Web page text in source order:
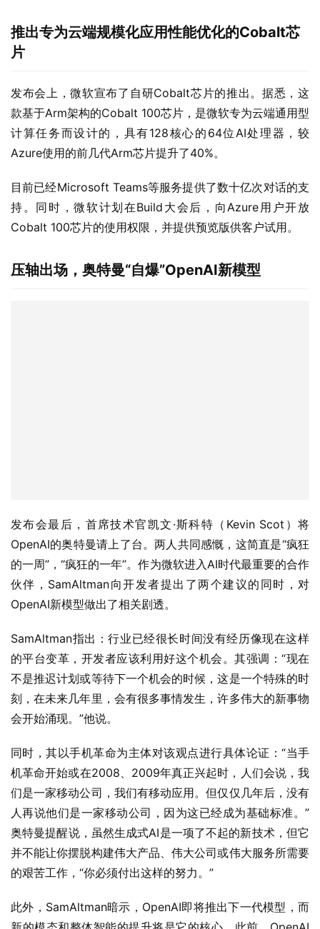
推出专为云端规模化应用性能优化的Cobalt芯
片
发布会上，微软宣布了自研Cobalt芯片的推出。据悉，这
款基于Arm架构的Cobalt 100芯片，是微软专为云端通用型
计算任务而设计的，具有128核心的64位AI处理器，较
Azure使用的前几代Arm芯片提升了40%。
目前已经Microsoft Teams等服务提供了数十亿次对话的支
持。同时，微软计划在Build大会后，向Azure用户开放
Cobalt 100芯片的使用权限，并提供预览版供客户试用。
压轴出场，奥特曼“自爆”OpenAI新模型
发布会最后，首席技术官凯文·斯科特（Kevin Scot）将
OpenAI的奥特曼请上了台。两人共同感慨，这简直是“疯狂
的一周”，“疯狂的一年”。作为微软进入AI时代最重要的合作
伙伴，SamAltman向开发者提出了两个建议的同时，对
OpenAI新模型做出了相关剧透。
SamAltman指出：行业已经很长时间没有经历像现在这样
的平台变革，开发者应该利用好这个机会。其强调：“现在
不是推迟计划或等待下一个机会的时候，这是一个特殊的时
刻，在未来几年里，会有很多事情发生，许多伟大的新事物
会开始涌现。”他说。
同时，其以手机革命为主体对该观点进行具体论证：“当手
机革命开始或在2008、2009年真正兴起时，人们会说，我
们是一家移动公司，我们有移动应用。但仅仅几年后，没有
人再说他们是一家移动公司，因为这已经成为基础标准。”
奥特曼提醒说，虽然生成式AI是一项了不起的新技术，但它
并不能让你摆脱构建伟大产品、伟大公司或伟大服务所需要
的艰苦工作，“你必须付出这样的努力。”
此外，SamAltman暗示，OpenAI即将推出下一代模型，而